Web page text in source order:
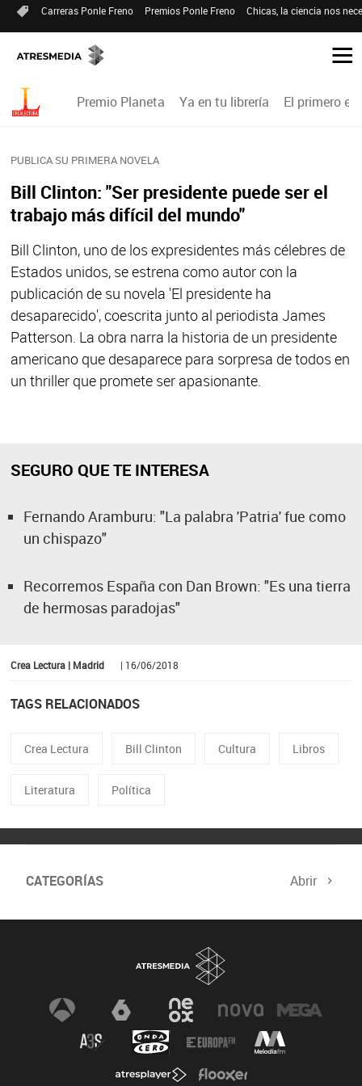
Carreras Ponle Freno Premios Ponle Freno Chicas, la ciencia nos
Premio Planeta Ya en tu librería El primero en
PUBLICA SU PRIMERA NOVELA
Bill Clinton: "Ser presidente puede ser el
trabajo más difícil del mundo"
Bill Clinton, uno de los expresidentes más célebres de
Estados unidos, se estrena como autor con la
publicación de su novela 'El presidente ha
desaparecido', coescrita junto al periodista James
Patterson. La obra narra la historia de un presidente
americano que desaparece para sorpresa de todos en
un thriller que promete ser apasionante.
SEGURO QUE TE INTERESA
Fernando Aramburu: "La palabra 'Patria' fue como
un chispazo"
Recorremos España con Dan Brown: "Es una tierra
de hermosas paradojas"
Crea Lectura | Madrid | 16/06/2018
TAGS RELACIONADOS
Crea Lectura Bill Clinton Cultura Libros
Literatura Política
CATEGORÍAS Abrir